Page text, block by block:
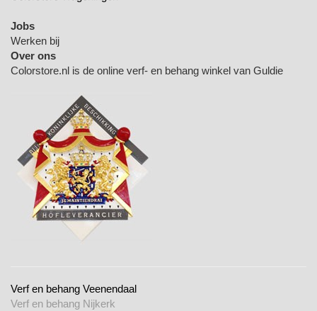
Jobs
Werken bij
Over ons
Colorstore.nl is de online verf- en behang winkel van Guldie
Verf en behang Veenendaal
Verf en behang Nijkerk